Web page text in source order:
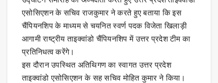
एसोसिएशन के सचिव राजकुमार ने करते हुए बताया कि इस
चैंपियनशिप के माध्यम से चयनित स्वर्ण पदक विजेता खिलाड़ी
आगामी राष्ट्रीय ताइक्वांडो चैंपियनशिप में उत्तर प्रदेश टीम का
प्रतिनिधत्व करेंगे।
इस दौरान उपस्थित अतिथिगण का स्वागत उत्तर प्रदेश
ताइक्वांडो एसोसिएशन के सह सचिव मोहित कुमार ने किया।